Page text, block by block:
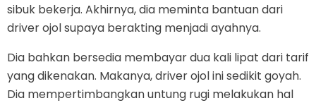
sibuk bekerja. Akhirnya, dia meminta bantuan dari
driver ojol supaya berakting menjadi ayahnya.
Dia bahkan bersedia membayar dua kali lipat dari tarif
yang dikenakan. Makanya, driver ojol ini sedikit goyah.
Dia mempertimbangkan untung rugi melakukan hal